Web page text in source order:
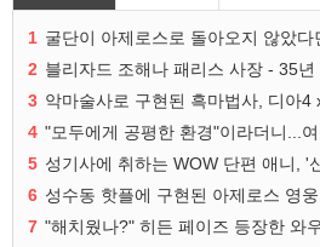
1 굴단이 아제로스로 돌아오지 않았
2 블리자드 조해나 패리스 사장 - 35년
3 악마술사로 구현된 흑마법사, 디아4
4 "모두에게 공평한 환경"이라더니...
5 성기사에 취하는 WOW 단편 애니, '
6
7